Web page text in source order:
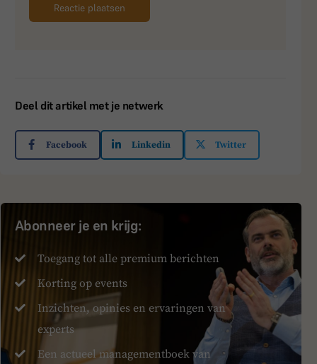
Deel dit artikel met je netwerk
Facebook Linkedin Twitter
Abonneer je en krijg:
Toegang tot alle premium berichten
Korting op events
Inzichten, opinies en ervaringen van
experts
Een actueel managementboek van